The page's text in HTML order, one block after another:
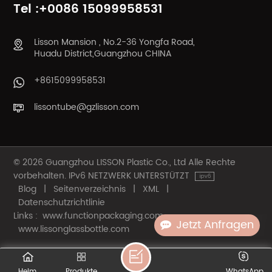
Jetzt Anfragen
Tel :+0086 15099958531
Lisson Mansion , No.2-36 Yongfa Road,
Huadu District,Guangzhou CHINA
+8615099958531
lissontube@gzlisson.com
© 2026 Guangzhou LISSON Plastic Co., Ltd Alle Rechte
vorbehalten. IPv6 NETZWERK UNTERSTÜTZT
Blog | Seitenverzeichnis | XML |
Datenschutzrichtlinie
Links : www.functionpackaging.com
www.lissonglassbottle.com